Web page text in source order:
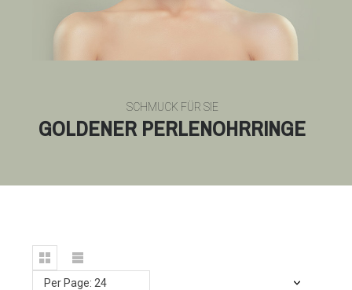
SCHMUCK FÜR SIE
GOLDENER PERLENOHRRINGE
Per Page: 24